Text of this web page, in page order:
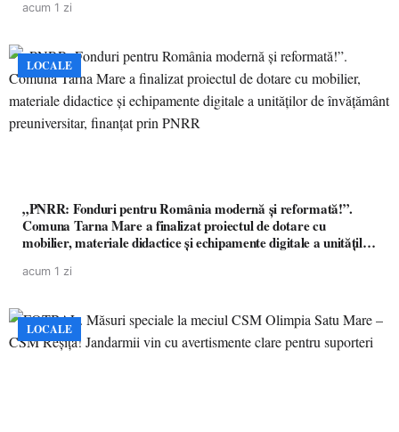
acum 1 zi
LOCALE
„PNRR: Fonduri pentru România modernă și reformată!”.
Comuna Tarna Mare a finalizat proiectul de dotare cu
mobilier, materiale didactice și echipamente digitale a unităților
acum 1 zi
LOCALE